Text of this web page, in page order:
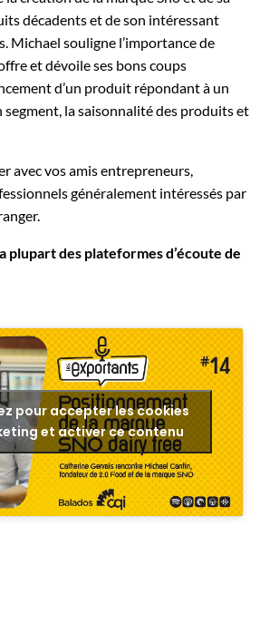
décadents et de son intéressant
Michael souligne l’importance de
et dévoile ses bons coups
d’un produit répondant à un
segment, la saisonnalité des produits et
avec vos amis entrepreneurs,
généralement intéressés par
plupart des plateformes d’écoute de
pour accepter les cookies
et activer ce contenu